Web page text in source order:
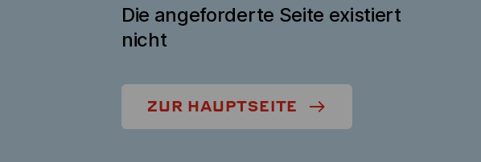
Die angeforderte Seite existiert
nicht
ZUR HAUPTSEITE